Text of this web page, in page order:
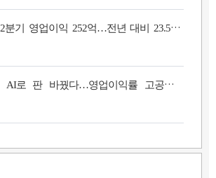
분기 영업이익 252억…전년 대비 23.5%↑
AI로 판 바꿨다…영업이익률 고공행진